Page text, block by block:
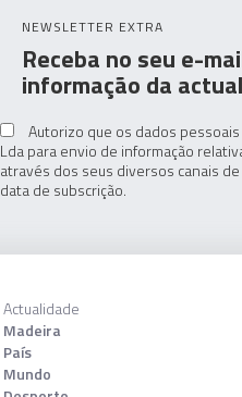
NEWSLETTER EXTRA
Receba no seu e-
informação da
Autorizo que os dados
Lda para envio de informação
através dos seus diversos canais
data de subscrição.
Actualidade
Madeira
País
Mundo